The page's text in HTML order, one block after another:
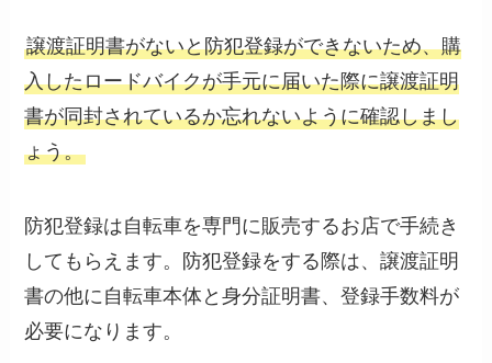
譲渡証明書がないと防犯登録ができないため、購
入したロードバイクが手元に届いた際に譲渡証明
書が同封されているか忘れないように確認しまし
ょう。
防犯登録は自転車を専門に販売するお店で手続き
してもらえます。防犯登録をする際は、譲渡証明
書の他に自転車本体と身分証明書、登録手数料が
必要になります。